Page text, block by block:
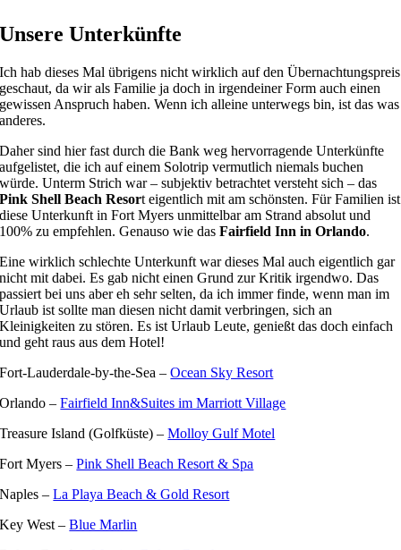
Unsere Unterkünfte
Ich hab dieses Mal übrigens nicht wirklich auf den Übernachtungspreis
geschaut, da wir als Familie ja doch in irgendeiner Form auch einen
gewissen Anspruch haben. Wenn ich alleine unterwegs bin, ist das was
anderes.
Daher sind hier fast durch die Bank weg hervorragende Unterkünfte
aufgelistet, die ich auf einem Solotrip vermutlich niemals buchen
würde. Unterm Strich war – subjektiv betrachtet versteht sich – das
Pink Shell Beach Resort eigentlich mit am schönsten. Für Familien ist
diese Unterkunft in Fort Myers unmittelbar am Strand absolut und
100% zu empfehlen. Genauso wie dasFairfield Inn in Orlando.
Eine wirklich schlechte Unterkunft war dieses Mal auch eigentlich gar
nicht mit dabei. Es gab nicht einen Grund zur Kritik irgendwo. Das
passiert bei uns aber eh sehr selten, da ich immer finde, wenn man im
Urlaub ist sollte man diesen nicht damit verbringen, sich an
Kleinigkeiten zu stören. Es ist Urlaub Leute, genießt das doch einfach
und geht raus aus dem Hotel!
Fort-Lauderdale-by-the-Sea –Ocean Sky Resort
Orlando –Fairfield Inn&Suites im Marriott Village
Treasure Island (Golfküste) –Molloy Gulf Motel
Fort Myers –Pink Shell Beach Resort & Spa
Naples –La Playa Beach & Gold Resort
Key West –Blue Marlin